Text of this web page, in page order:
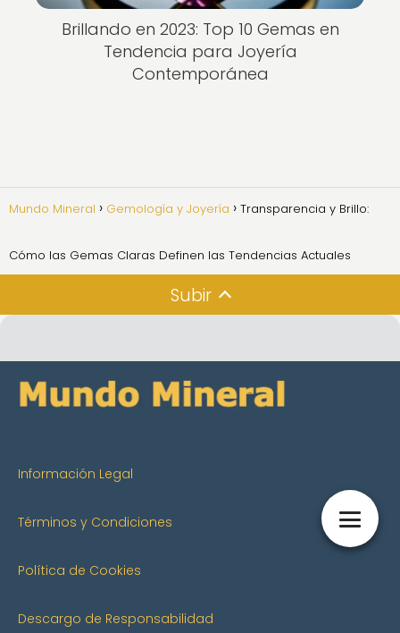
Brillando en 2023: Top 10 Gemas en
Tendencia para Joyería
Contemporánea
Mundo Mineral Gemología y Joyería Transparencia y Brillo:
Cómo las Gemas Claras Definen las Tendencias Actuales
Subir
Información Legal
Términos y Condiciones
Política de Cookies
Descargo de Responsabilidad